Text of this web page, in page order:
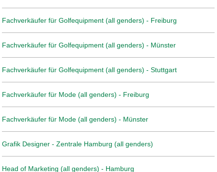
Fachverkäufer für Golfequipment (all genders) - Freiburg
Fachverkäufer für Golfequipment (all genders) - Münster
Fachverkäufer für Golfequipment (all genders) - Stuttgart
Fachverkäufer für Mode (all genders) - Freiburg
Fachverkäufer für Mode (all genders) - Münster
Grafik Designer - Zentrale Hamburg (all genders)
Head of Marketing (all genders) - Hamburg